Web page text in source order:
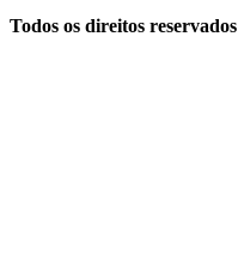
Todos os direitos reservados